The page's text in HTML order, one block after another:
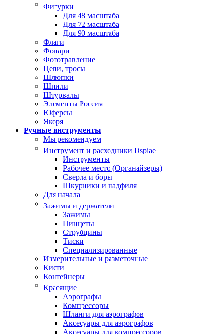
Фигурки
Для 48 масштаба
Для 72 масштаба
Для 90 масштаба
Флаги
Фонари
Фототравление
Цепи, тросы
Шлюпки
Шпили
Штурвалы
Элементы Россия
Юферсы
Якоря
Ручные инструменты
Мы рекомендуем
Инструмент и расходники Dspiae
Инструменты
Рабочее место (Органайзеры)
Сверла и боры
Шкурники и надфиля
Для начала
Зажимы и держатели
Зажимы
Пинцеты
Струбцины
Тиски
Специализированные
Измерительные и разметочные
Кисти
Контейнеры
Красящие
Аэрографы
Компрессоры
Шланги для аэрографов
Аксесуары для аэрографов
Аксесуары для компрессоров